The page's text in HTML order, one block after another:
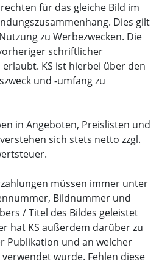
für das gleiche Bild im
Dies gilt
zu Werbezwecken. Die
schriftlicher
KS ist hierbei über den
und -umfang zu
in Angeboten, Preislisten und
sich stets netto zzgl.
müssen immer unter
Bildnummer und
/ Titel des Bildes geleistet
hat KS außerdem darüber zu
Publikation und an welcher
wurde. Fehlen diese